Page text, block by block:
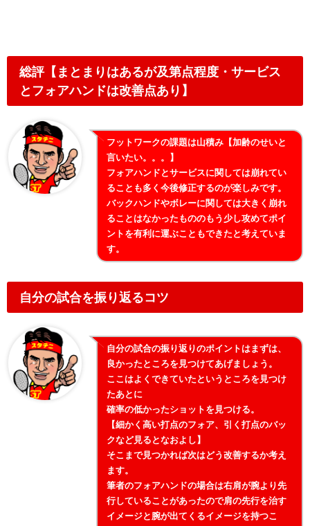
総評【まとまりはあるが及第点程度・サービス
とフォアハンドは改善点あり】
フットワークの課題は山積み【加齢のせいと
言いたい。。。】
フォアハンドとサービスに関しては崩れてい
ることも多く今後修正するのが楽しみです。
バックハンドやボレーに関しては大きく崩れ
ることはなかったもののもう少し攻めてポイ
ントを有利に運ぶこともできたと考えていま
す。
自分の試合を振り返るコツ
自分の試合の振り返りのポイントはまずは、
良かったところを見つけてあげましょう。
ここはよくできていたというところを見つけ
たあとに
確率の低かったショットを見つける。
【細かく高い打点のフォア、引く打点のバッ
クなど見るとなおよし】
そこまで見つかれば次はどう改善するか考え
ます。
筆者のフォアハンドの場合は右肩が腕より先
行していることがあったので肩の先行を治す
イメージと腕が出てくるイメージを持つこ